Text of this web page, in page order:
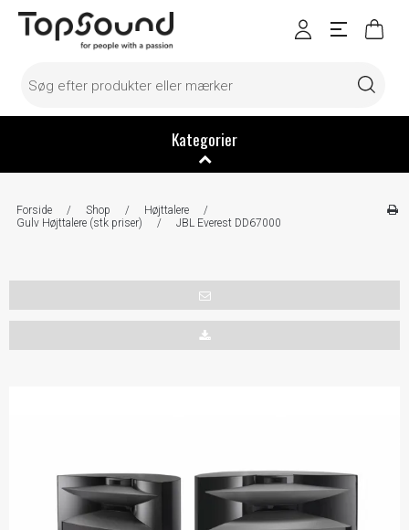
Kategorier
Forside / Shop / Højttalere
/
Gulv Højttalere (stk priser)
/ JBL Everest DD67000